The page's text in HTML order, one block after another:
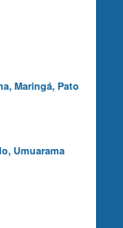
Maringá, Pato
Umuarama